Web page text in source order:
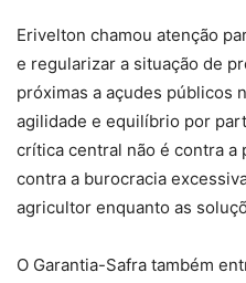
Erivelton chamou atenção
e regularizar a situação de
próximas a açudes públicos
agilidade e equilíbrio por
crítica central não é contra a
contra a burocracia
agricultor enquanto as
O Garantia-Safra também